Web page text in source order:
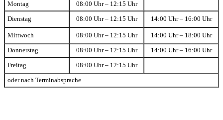
Montag 08:00 Uhr – 12:15 Uhr
Dienstag 08:00 Uhr – 12:15 Uhr 14:00 Uhr – 16:00 Uhr
Mittwoch 08:00 Uhr – 12:15 Uhr 14:00 Uhr – 18:00 Uhr
Donnerstag 08:00 Uhr – 12:15 Uhr 14:00 Uhr – 16:00 Uhr
Freitag 08:00 Uhr – 12:15 Uhr
oder nach Terminabsprache